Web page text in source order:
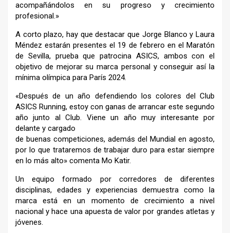
acompañándolos en su progreso y crecimiento
profesional.»
A corto plazo, hay que destacar que Jorge Blanco y Laura
Méndez estarán presentes el 19 de febrero en el Maratón
de Sevilla, prueba que patrocina ASICS, ambos con el
objetivo de mejorar su marca personal y conseguir así la
mínima olímpica para París 2024.
«Después de un año defendiendo los colores del Club
ASICS Running, estoy con ganas de arrancar este segundo
año junto al Club. Viene un año muy interesante por
delante y cargado
de buenas competiciones, además del Mundial en agosto,
por lo que trataremos de trabajar duro para estar siempre
en lo más alto» comenta Mo Katir.
Un equipo formado por corredores de diferentes
disciplinas, edades y experiencias demuestra como la
marca está en un momento de crecimiento a nivel
nacional y hace una apuesta de valor por grandes atletas y
jóvenes.